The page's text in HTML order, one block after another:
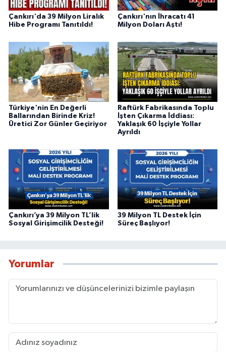
Çankırı'da 39 Milyon Liralık
Hibe Programı Tanıtıldı!
Çankırı'nın İhracatı 41
Milyon Doları Aştı!
Türkiye'nin En Değerli
Ballarından Birinde Kriz!
Üretici Zor Günler Geçiriyor
Raftürk Fabrikasında Toplu
İşten Çıkarma İddiası:
Yaklaşık 60 İşçiyle Yollar
Ayrıldı
Çankırı’ya 39 Milyon TL’lik
Sosyal Girişimcilik Desteği!
39 Milyon TL Destek İçin
Süreç Başlıyor!
Yorumlar